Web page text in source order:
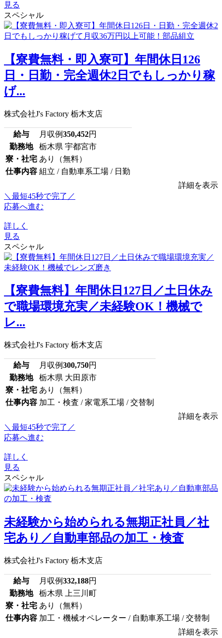
見る
スペシャル
【寮費無料・即入寮可】年間休日126
日・日勤・完全週休2日でもしっかり稼
げ...
株式会社J's Factory 栃木支店
給与 月収例350,452円
勤務地
栃木県 宇都宮市
寮・社宅 あり（無料）
仕事内容 組立 / 自動車系工場 / 日勤
詳細を表示
＼最短45秒で完了／
応募へ進む
詳しく
見る
スペシャル
【寮費無料】年間休日127日／土日休み
で職場環境充実／未経験OK！機械で
レ...
株式会社J's Factory 栃木支店
給与 月収例300,750円
勤務地
栃木県 大田原市
寮・社宅 あり（無料）
仕事内容 加工・検査 / 家電系工場 / 交替制
詳細を表示
＼最短45秒で完了／
応募へ進む
詳しく
見る
スペシャル
未経験から始められる無期正社員／社
宅あり／自動車部品の加工・検査
株式会社J's Factory 栃木支店
給与 月収例332,188円
勤務地
栃木県 上三川町
寮・社宅 あり（無料）
仕事内容 加工・機械オペレーター / 自動車系工場 / 交替制
詳細を表示